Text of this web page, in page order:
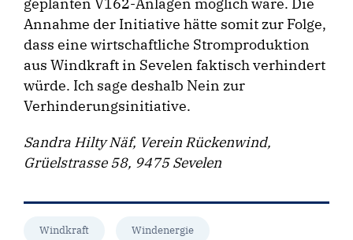
Annahme der Initiative hätte somit zur Folge,
dass eine wirtschaftliche Stromproduktion
aus Windkraft in Sevelen faktisch verhindert
würde. Ich sage deshalb Nein zur
Verhinderungsinitiative.
Sandra Hilty Näf, Verein Rückenwind,
Grüelstrasse 58, 9475 Sevelen
Windkraft Windenergie